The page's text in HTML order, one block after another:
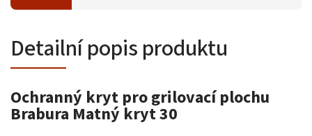
Detailní popis produktu
Ochranný kryt pro grilovací plochu
Brabura Matný kryt 30